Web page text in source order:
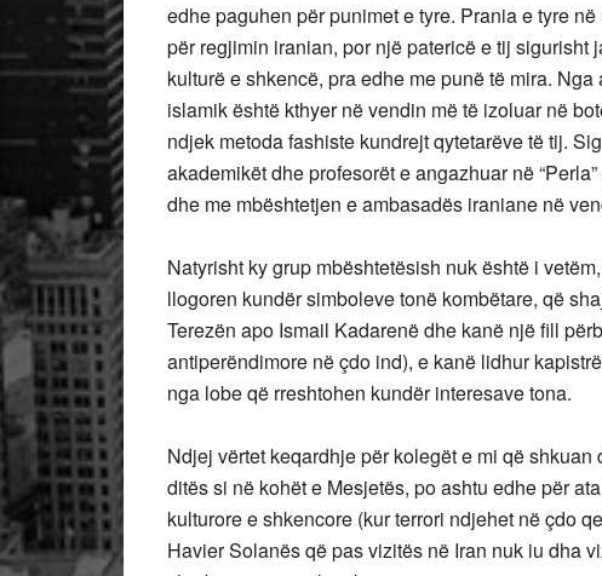
edhe paguhen për punimet e tyre. Prania e tyre
për regjimin iranian, por një patericë e tij sigurisht
kulturë e shkencë, pra edhe me punë të mira.
islamik është kthyer në vendin më të izoluar në
ndjek metoda fashiste kundrejt qytetarëve të tij.
akademikët dhe profesorët e angazhuar në
dhe me mbështetjen e ambasadës iraniane në
Natyrisht ky grup mbështetësish nuk është i
llogoren kundër simboleve tonë kombëtare, që
Terezën apo Ismail Kadarenë dhe kanë një fill
antiperëndimore në çdo ind), e kanë lidhur
nga lobe që rreshtohen kundër interesave tona.
Ndjej vërtet keqardhje për kolegët e mi që
ditës si në kohët e Mesjetës, po ashtu edhe për
kulturore e shkencore (kur terrori ndjehet në çdo
Havier Solanës që pas vizitës në Iran nuk iu dha